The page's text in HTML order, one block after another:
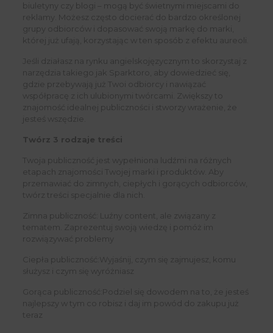
biuletyny czy blogi – mogą być świetnymi miejscami do
reklamy. Możesz często docierać do bardzo określonej
grupy odbiorców i dopasować swoją markę do marki,
której już ufają, korzystając w ten sposób z efektu aureoli.
Jeśli działasz na rynku angielskojęzycznym to skorzystaj z
narzędzia takiego jak Sparktoro, aby dowiedzieć się,
gdzie przebywają już Twoi odbiorcy i nawiązać
współpracę z ich ulubionymi twórcami. Zwiększy to
znajomość idealnej publiczności i stworzy wrażenie, że
jesteś wszędzie.
Twórz 3 rodzaje treści
Twoja publiczność jest wypełniona ludźmi na różnych
etapach znajomości Twojej marki i produktów. Aby
przemawiać do zimnych, ciepłych i gorących odbiorców,
twórz treści specjalnie dla nich.
Zimna publiczność: Luźny content, ale związany z
tematem. Zaprezentuj swoją wiedzę i pomóż im
rozwiązywać problemy
Ciepła publiczność:Wyjaśnij, czym się zajmujesz, komu
służysz i czym się wyróżniasz
Gorąca publiczność:Podziel się dowodem na to, że jesteś
najlepszy w tym co robisz i daj im powód do zakupu już
teraz